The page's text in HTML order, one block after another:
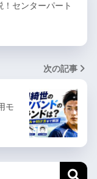
！センターパート
次の記事
モ